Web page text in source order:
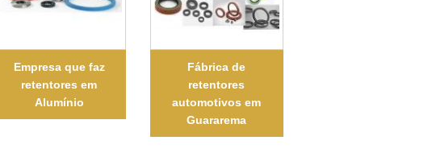
Empresa que faz
retentores em
Alumínio
Fábrica de
retentores
automotivos em
Guararema